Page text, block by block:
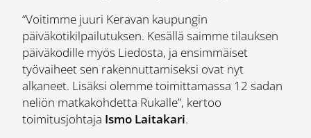
“Voitimme juuri Keravan kaupungin
päiväkotikilpailutuksen. Kesällä saimme tilauksen
päiväkodille myös Liedosta, ja ensimmäiset
työvaiheet sen rakennuttamiseksi ovat nyt
alkaneet. Lisäksi olemme toimittamassa 12 sadan
neliön matkakohdetta Rukalle”, kertoo
toimitusjohtaja Ismo Laitakari.